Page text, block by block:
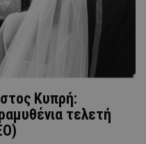
Κυπρή:
τελετή